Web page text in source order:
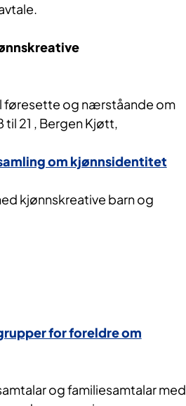
og nærståande om
21 , Bergen Kjøtt,
om kjønnsidentitet
kjønnskreative barn og
for foreldre om
og familiesamtalar med